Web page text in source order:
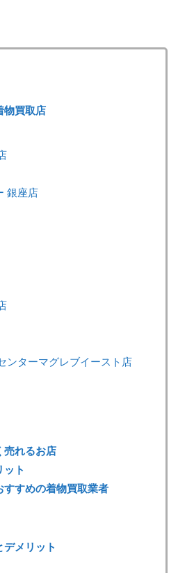
物買取店
銀座店
ンターマグレブイースト店
売れるお店
ト
すめの着物買取業者
メリット